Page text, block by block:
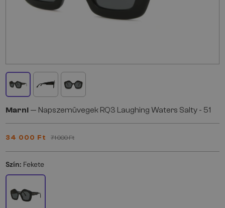
Marni — Napszemüvegek RQ3 Laughing Waters Salty - 51
34 000 Ft 71 000 Ft
Szín: Fekete